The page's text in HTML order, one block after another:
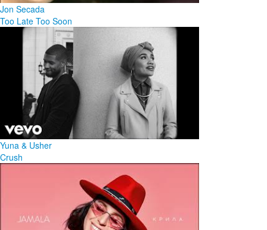
Jon Secada
Too Late Too Soon
Yuna & Usher
Crush